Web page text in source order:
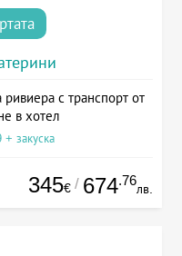
с транспорт от
в хотел
закуска
345€ / 674.76
лв.